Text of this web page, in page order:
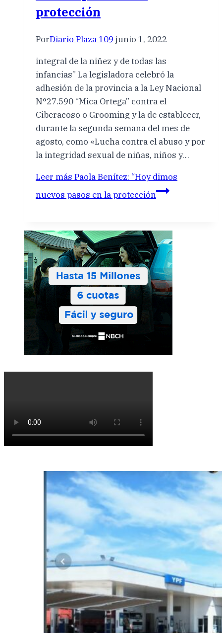
protección
PorDiario Plaza 109 junio 1, 2022
integral de la niñez y de todas las
infancias” La legisladora celebró la
adhesión de la provincia a la Ley Nacional
N°27.590 “Mica Ortega” contra el
Ciberacoso o Grooming y la de establecer,
durante la segunda semana del mes de
agosto, como «Lucha contra el abuso y por
la integridad sexual de niñas, niños y…
Leer más Paola Benítez: “Hoy dimos
nuevos pasos en la protección